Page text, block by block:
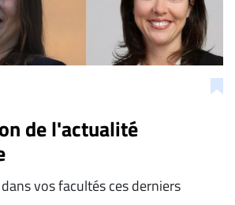
de l'actualité
vos facultés ces derniers